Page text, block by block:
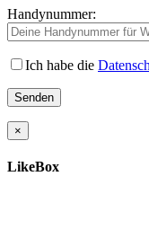
Handynummer:
Ich habe die
×
LikeBox